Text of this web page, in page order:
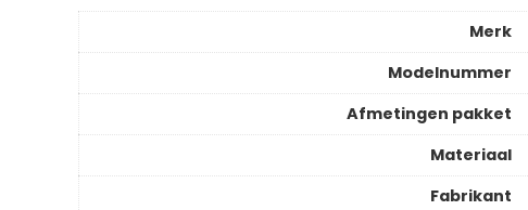
Merk
Modelnummer
Afmetingen pakket
Materiaal
Fabrikant